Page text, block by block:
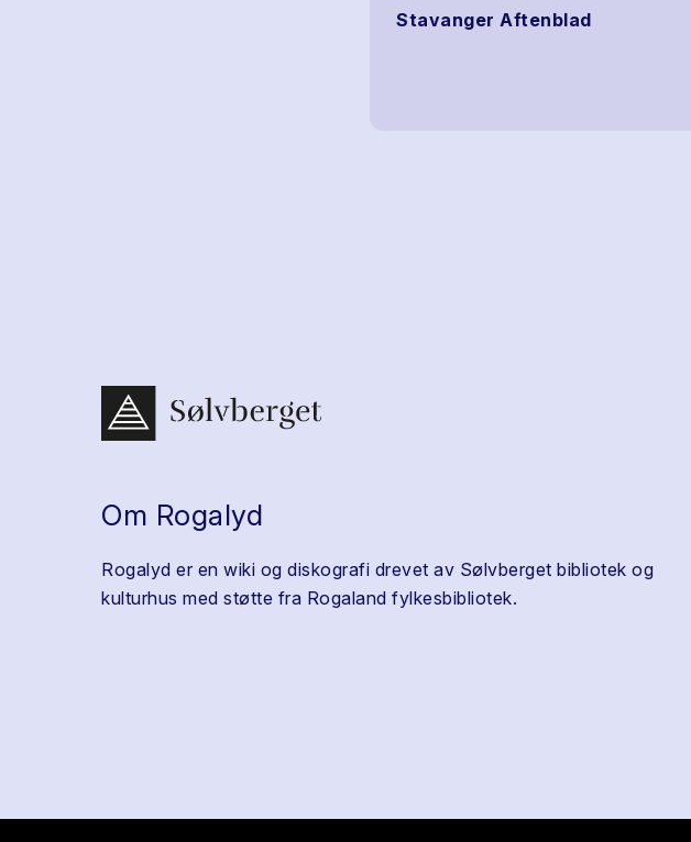
Stavanger Aftenblad
Om Rogalyd
Rogalyd er en wiki og diskografi drevet av Sølvberget bibliotek og
kulturhus med støtte fra Rogaland fylkesbibliotek.